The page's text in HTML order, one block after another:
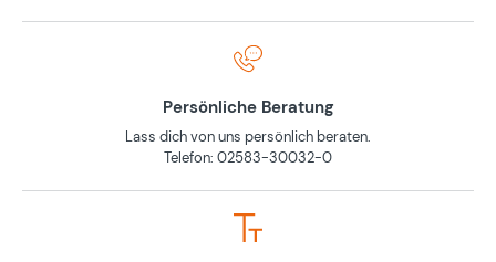
Persönliche Beratung
Lass dich von uns persönlich beraten.
Telefon: 02583-30032-0